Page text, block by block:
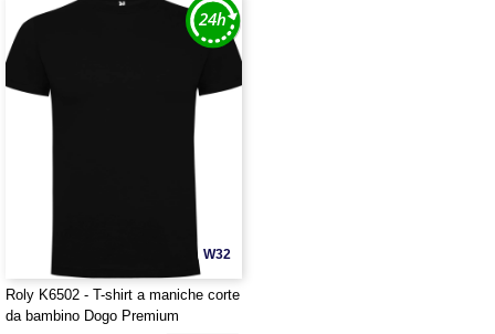
W32
Roly K6502 - T-shirt a maniche corte
da bambino Dogo Premium